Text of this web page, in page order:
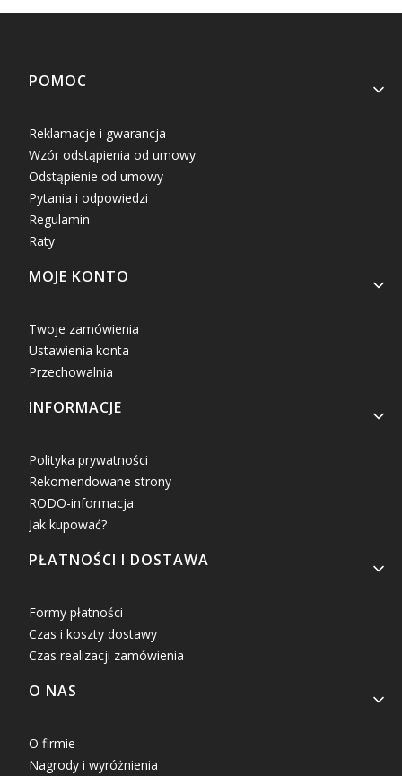
Linki w stopce
POMOC
Reklamacje i gwarancja
Wzór odstąpienia od umowy
Odstąpienie od umowy
Pytania i odpowiedzi
Regulamin
Raty
MOJE KONTO
Twoje zamówienia
Ustawienia konta
Przechowalnia
INFORMACJE
Polityka prywatności
Rekomendowane strony
RODO-informacja
Jak kupować?
PŁATNOŚCI I DOSTAWA
Formy płatności
Czas i koszty dostawy
Czas realizacji zamówienia
O NAS
O firmie
Nagrody i wyróżnienia